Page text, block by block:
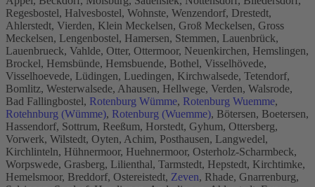
Regesbostel, Halvesbostel, Wohnste, Wenzendorf, Drestedt,
Ahlerstedt, Vierden, Klein Meckelsen, Groß Meckelsen, Gross
Meckelsen, Lengenbostel, Hamersen, Stemmen, Lauenbrück,
Lauenbrueck, Vahlde, Otter, Ottermoor, Neuenkirchen, Hemslingen,
Brockel, Hemsbünde, Hemsbuende, Bothel, Visselhövede,
Visselhoevede, Lüdingen, Luedingen, Kirchwalsede, Tetendorf,
Bomlitz, Westerwalsede, Ahausen, Hellwege, Verden, Walsrode,
Bad Fallingbostel, Rotenburg Wümme, Rotenburg Wuemme,
Rotehnburg (Wümme), Rotenburg (Wuemme), Bötersen, Boetersen,
Hassendorf, Sottrum, Reeßum, Horstedt, Gyhum, Ottersberg,
Vorwerk, Wilstedt, Oyten, Achim, Posthausen, Langwedel,
Kirchlinteln, Hühnermoor, Huehnermoor, Osterholz-Scharmbeck,
Worpswede, Grasberg, Lilienthal, Tarmstedt, Hepstedt, Kirchtimke,
Hemelsmoor, Breddorf, Ostereistedt, Zeven, Rhade, Gnarrenburg,